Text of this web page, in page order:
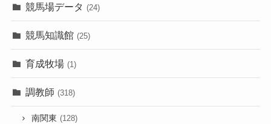
競馬場データ (24)
競馬知識館 (25)
育成牧場 (1)
調教師 (318)
南関東 (128)